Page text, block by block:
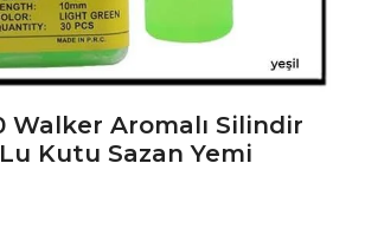
Walker Aromalı Silindir
Kutu Sazan Yemi